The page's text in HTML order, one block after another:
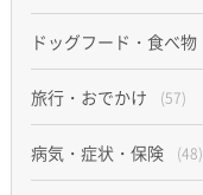
ドッグフード・食べ物
旅行・おでかけ (57)
病気・症状・保険 (48)